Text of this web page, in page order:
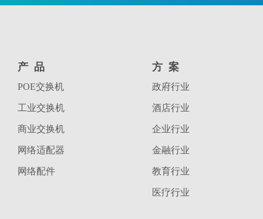
产品
POE交换机
工业交换机
商业交换机
网络适配器
网络配件
方案
政府行业
酒店行业
企业行业
金融行业
教育行业
医疗行业